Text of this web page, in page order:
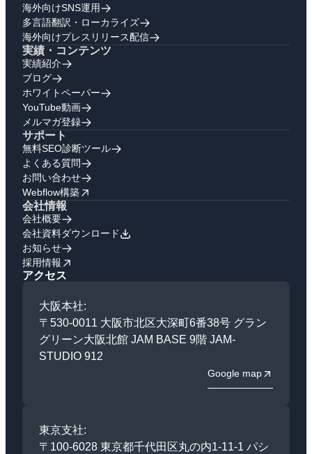
海外向けSNS運用
多言語翻訳・ローカライズ
海外向けプレスリリース配信
実績・コンテンツ
実績紹介
ブログ
ホワイトペーパー
YouTube動画
メルマガ登録
サポート
無料SEO診断ツール
よくある質問
お問い合わせ
Webflow構築
会社情報
会社概要
会社資料ダウンロード
お知らせ
採用情報
アクセス
大阪本社:
〒530-0011 大阪市北区大深町6番38号 グラン
グリーン大阪北館 JAM BASE 9階 JAM-
STUDIO 912
Google map
東京支社:
〒100-6028 東京都千代田区丸の内1-11-1 パシ